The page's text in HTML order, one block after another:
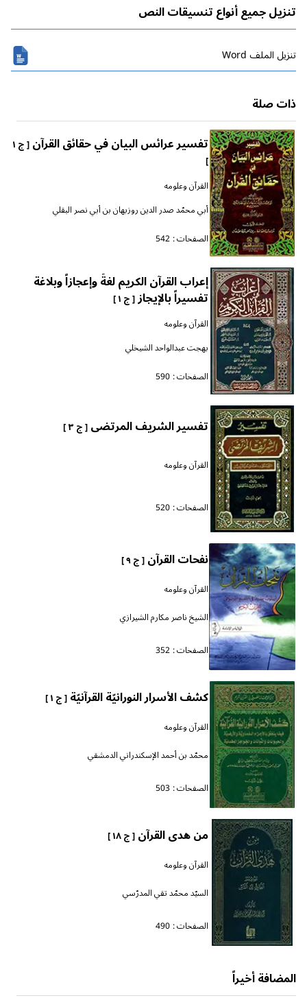
تنزيل جميع أنواع تنسيقات النص
تنزیل الملف Word
ذات صلة
تفسير عرائس البيان في حقائق القرآن
[ ج ١
]
القرآن وعلومه
أبي محمّد صدر الدين روزبهان بن أبي نصر البقلي
الصفحات : 542
إعراب القرآن الكريم لغةً وإعجازاً وبلاغة
تفسيراً بالإيجاز[ ج ١ ]
القرآن وعلومه
بهجت عبدالواحد الشيخلي
الصفحات : 590
تفسير الشريف المرتضى[ ج ٣ ]
القرآن وعلومه
الصفحات : 520
نفحات القرآن[ ج ٩ ]
القرآن وعلومه
الشيخ ناصر مكارم الشيرازي
الصفحات : 352
كشف الأسرار النورانيّة القرآنيّة[ ج ١ ]
القرآن وعلومه
محمّد بن أحمد الإسكندراني الدمشقي
الصفحات : 503
من هدى القرآن[ ج ١٨ ]
القرآن وعلومه
السيّد محمّد تقي المدرّسي
الصفحات : 490
المضافة أخيراً